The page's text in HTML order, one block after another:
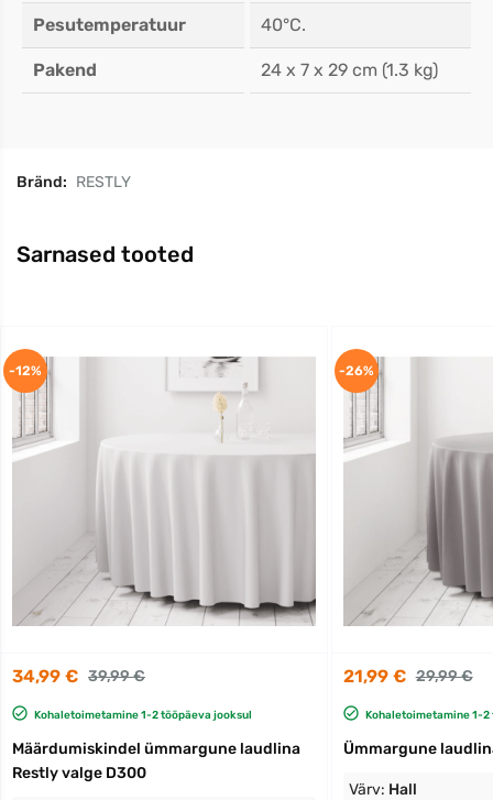
Pesutemperatuur 40°C.
Pakend 24 x 7 x 29 cm (1.3 kg)
Bränd: RESTLY
Sarnased tooted
34,99 € 39,99 €
Kohaletoimetamine 1-2 tööpäeva jooksul
Määrdumiskindel ümmargune laudlina
Restly valge D300
-12%
21,99 € 29,99 €
Kohaletoimetamine 1-
Ümmargune
Värv: Hall
-26%